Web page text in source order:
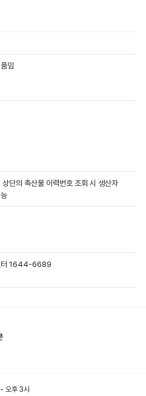
임
단의 축산물 이력번호 조회 시 생산자
터 1644-6689
오후 3시